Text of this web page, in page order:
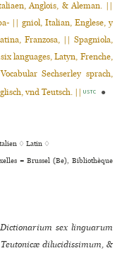
Anglois, & Aleman. ||
|| gniol, Italian, Englese, y
Franzosa, || Spagniola,
languages, Latyn, Frenche,
Sechserley sprach,
vnd Teutsch. ||
USTC ●
♢Latin ♢
= Brussel (Be), Bibliothèque
Dictionarium sex linguarum
dilucidissimum, &